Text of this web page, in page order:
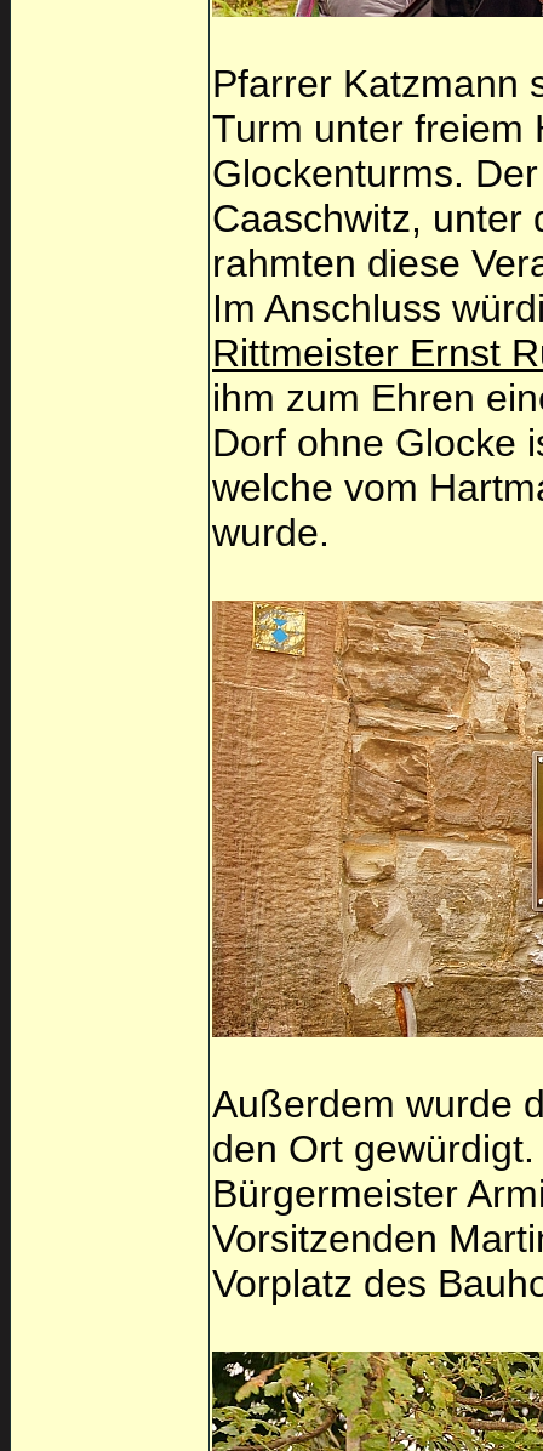
Pfarrer Katzmann
Turm unter freiem
Glockenturms.
Caaschwitz, unter
rahmten diese
Im Anschluss
Rittmeister Ernst
ihm zum Ehren
Dorf ohne Glocke
welche vom
wurde.
Außerdem wurde
den Ort
Bürgermeister
Vorsitzenden
Vorplatz des